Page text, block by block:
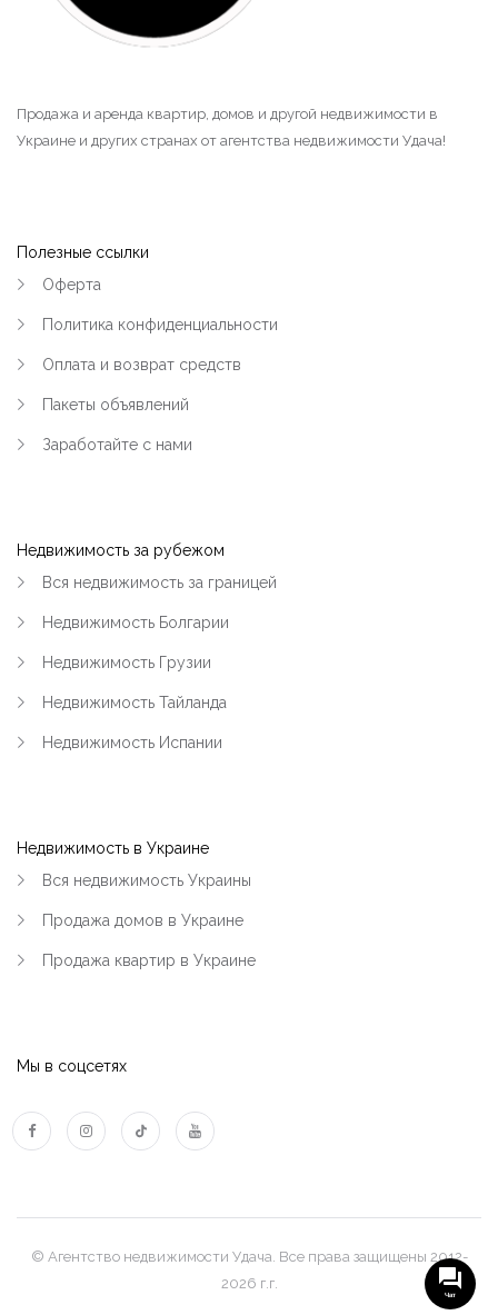
Продажа и аренда квартир, домов и другой недвижимости в
Украине и других странах от агентства недвижимости Удача!
Полезные ссылки
Оферта
Политика конфиденциальности
Оплата и возврат средств
Пакеты объявлений
Заработайте с нами
Недвижимость за рубежом
Вся недвижимость за границей
Недвижимость Болгарии
Недвижимость Грузии
Недвижимость Тайланда
Недвижимость Испании
Недвижимость в Украине
Вся недвижимость Украины
Продажа домов в Украине
Продажа квартир в Украине
Мы в соцсетях
© Агентство недвижимости Удача. Все права защищены 2012-
2026 г.г.
Чат